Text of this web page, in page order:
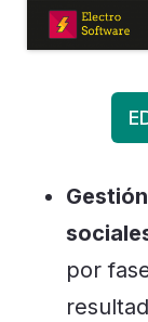
por